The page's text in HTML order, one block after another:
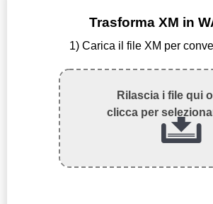
Trasforma XM in
1) Carica il file XM per
Rilascia i file qui o
clicca per